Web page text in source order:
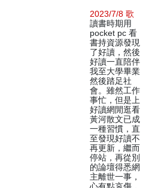
2023/7/8 歌
讀書時期用
pocket pc 看
書持資源發現
了好讀，然後
好讀一直陪伴
我至大學畢業
然後踏足社
會。雖然工作
事忙，但是上
好讀網閒逛看
黃河散文已成
一種習慣，直
至發現好讀不
再更新，繼而
停站，再從別
的論壇得悉網
主離世一事，